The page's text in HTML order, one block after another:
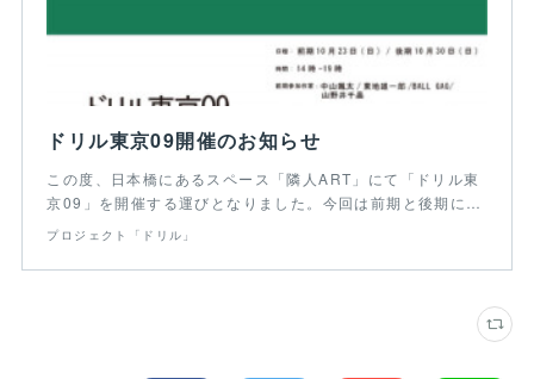
ドリル東京09開催のお知らせ
この度、日本橋にあるスペース「隣人ART」にて「ドリル東
京09」を開催する運びとなりました。今回は前期と後期に…
プロジェクト「ドリル」